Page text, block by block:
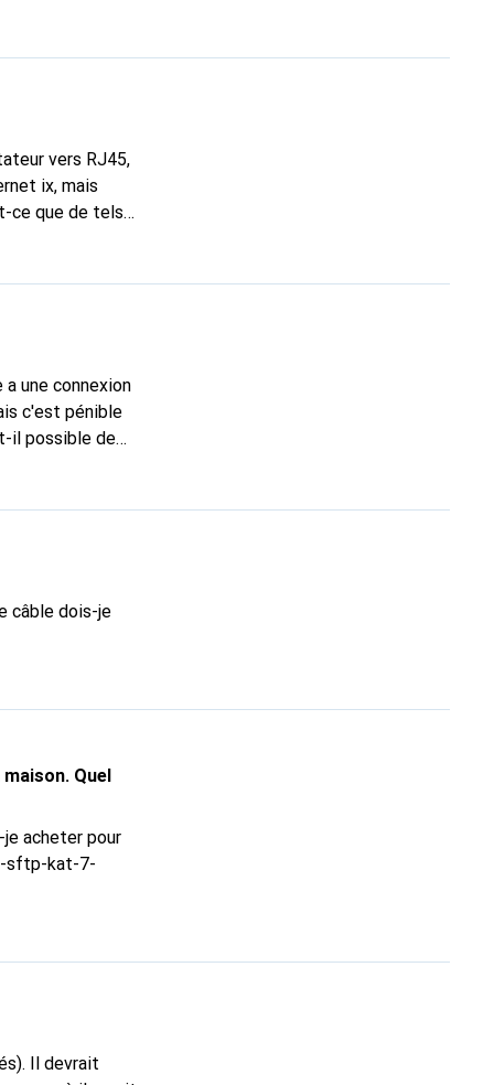
vers RJ45,
ix, mais
ce que de tels
c'est pénible
il possible de
câble dois-je
Quel
acheter pour
sftp-kat-7-
Il devrait